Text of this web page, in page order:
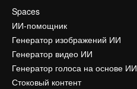
Spaces
ИИ-помощник
Генератор изображений ИИ
Генератор видео ИИ
Генератор голоса на основе ИИ
Стоковый контент